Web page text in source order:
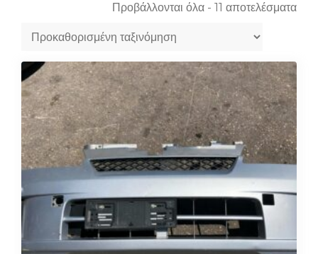
Προβάλλονται όλα - 11 αποτελέσματα